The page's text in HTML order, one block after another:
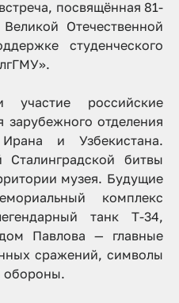
посвящённая 81-
Отечественной
студенческого
участие российские
отделения
и Узбекистана.
битвы
музея. Будущие
комплекс
танк Т-34,
Павлова — главные
сражений, символы
обороны.